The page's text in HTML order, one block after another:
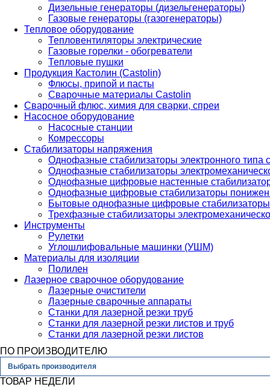
Дизельные генераторы (дизельгенераторы)
Газовые генераторы (газогенераторы)
Тепловое оборудование
Тепловентиляторы электрические
Газовые горелки - обогреватели
Тепловые пушки
Продукция Кастолин (Castolin)
Флюсы, припой и пасты
Сварочные материалы Castolin
Сварочный флюс, химия для сварки, спреи
Насосное оборудование
Насосные станции
Комрессоры
Стабилизаторы напряжения
Однофазные стабилизаторы электронного
Однофазные стабилизаторы
Однофазные цифровые настенные
Однофазные цифровые стабилизаторы
Бытовые однофазные цифровые стабилизаторы
Трехфазные стабилизаторы
Инструменты
Рулетки
Углошлифовальные машинки (УШМ)
Материалы для изоляции
Полилен
Лазерное сварочное оборудование
Лазерные очистители
Лазерные сварочные аппараты
Станки для лазерной резки труб
Станки для лазерной резки листов и труб
Станки для лазерной резки листов
ПО ПРОИЗВОДИТЕЛЮ
Выбрать производителя
ТОВАР НЕДЕЛИ